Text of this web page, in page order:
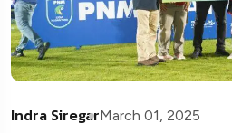
Indra SiregarMarch 01, 2025